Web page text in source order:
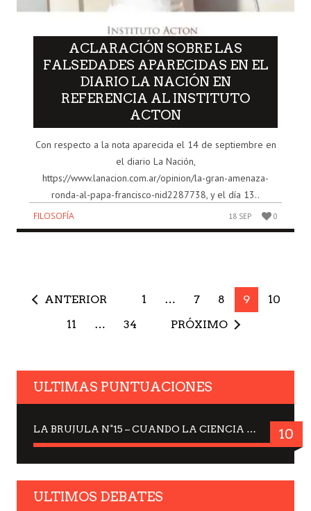
ACLARACIÓN SOBRE LAS
FALSEDADES APARECIDAS EN EL
DIARIO LA NACIÓN EN
REFERENCIA AL INSTITUTO
ACTON
Con respecto a la nota aparecida el 14 de septiembre en
el diario La Nación,
https://www.lanacion.com.ar/opinion/la-gran-amenaza-
ronda-al-papa-francisco-nid2287738, y el día 13..
FILOSOFÍA 18 SEP 0
ANTERIOR 1 … 7 8 9
10
11
… 34 PRÓXIMO
ULTIMAS PUNTUACIONES
LA BRUJULA N°15 – CUANDO LA CIENCIA MIRA AL CIELO, DRA. ELISABETH KÜBLER-ROSS 10
ULTIMOS DEBATES